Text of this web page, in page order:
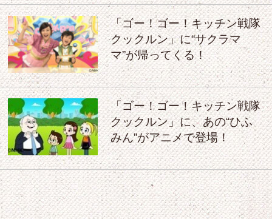
「ゴー！ゴー！キッチン戦隊
クックルン」に“サクラマ
マ”が帰ってくる！
「ゴー！ゴー！キッチン戦隊
クックルン」に、あの“ひふ
みん”がアニメで登場！